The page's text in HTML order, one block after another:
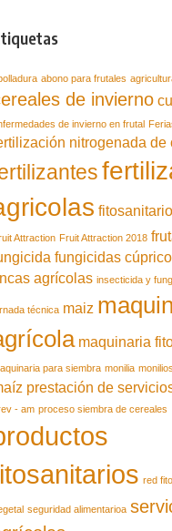
abono para frutales
de invierno
de invierno en frutal
nitrogenada de
fitosanitario
Attraction Fruit Attraction 2018
fungicidas
agrícolas insecticida y
técnica maiz
maquinaria
para siembra monilia
prestación de
- am proceso siembra de cereales
red
seguridad alimentarioa